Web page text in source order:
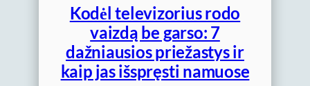
Kodėl televizorius rodo
vaizdą be garso: 7
dažniausios priežastys ir
kaip jas išspręsti namuose